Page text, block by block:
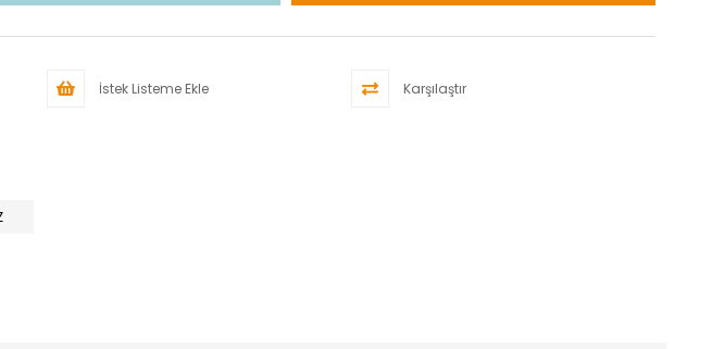
İstek Listeme Ekle Karşılaştır